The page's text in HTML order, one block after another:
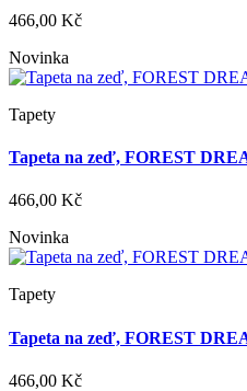
466,00 Kč
Novinka
Tapety
Tapeta na zeď, FOREST
466,00 Kč
Novinka
Tapety
Tapeta na zeď, FOREST
466,00 Kč